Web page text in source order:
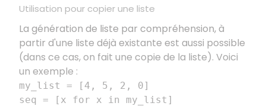
Utilisation pour copier une liste
La génération de liste par compréhension, à
partir d'une liste déjà existante est aussi possible
(dans ce cas, on fait une copie de la liste). Voici
un exemple :
my_list = [4, 5, 2, 0]
seq = [x for x in my_list]